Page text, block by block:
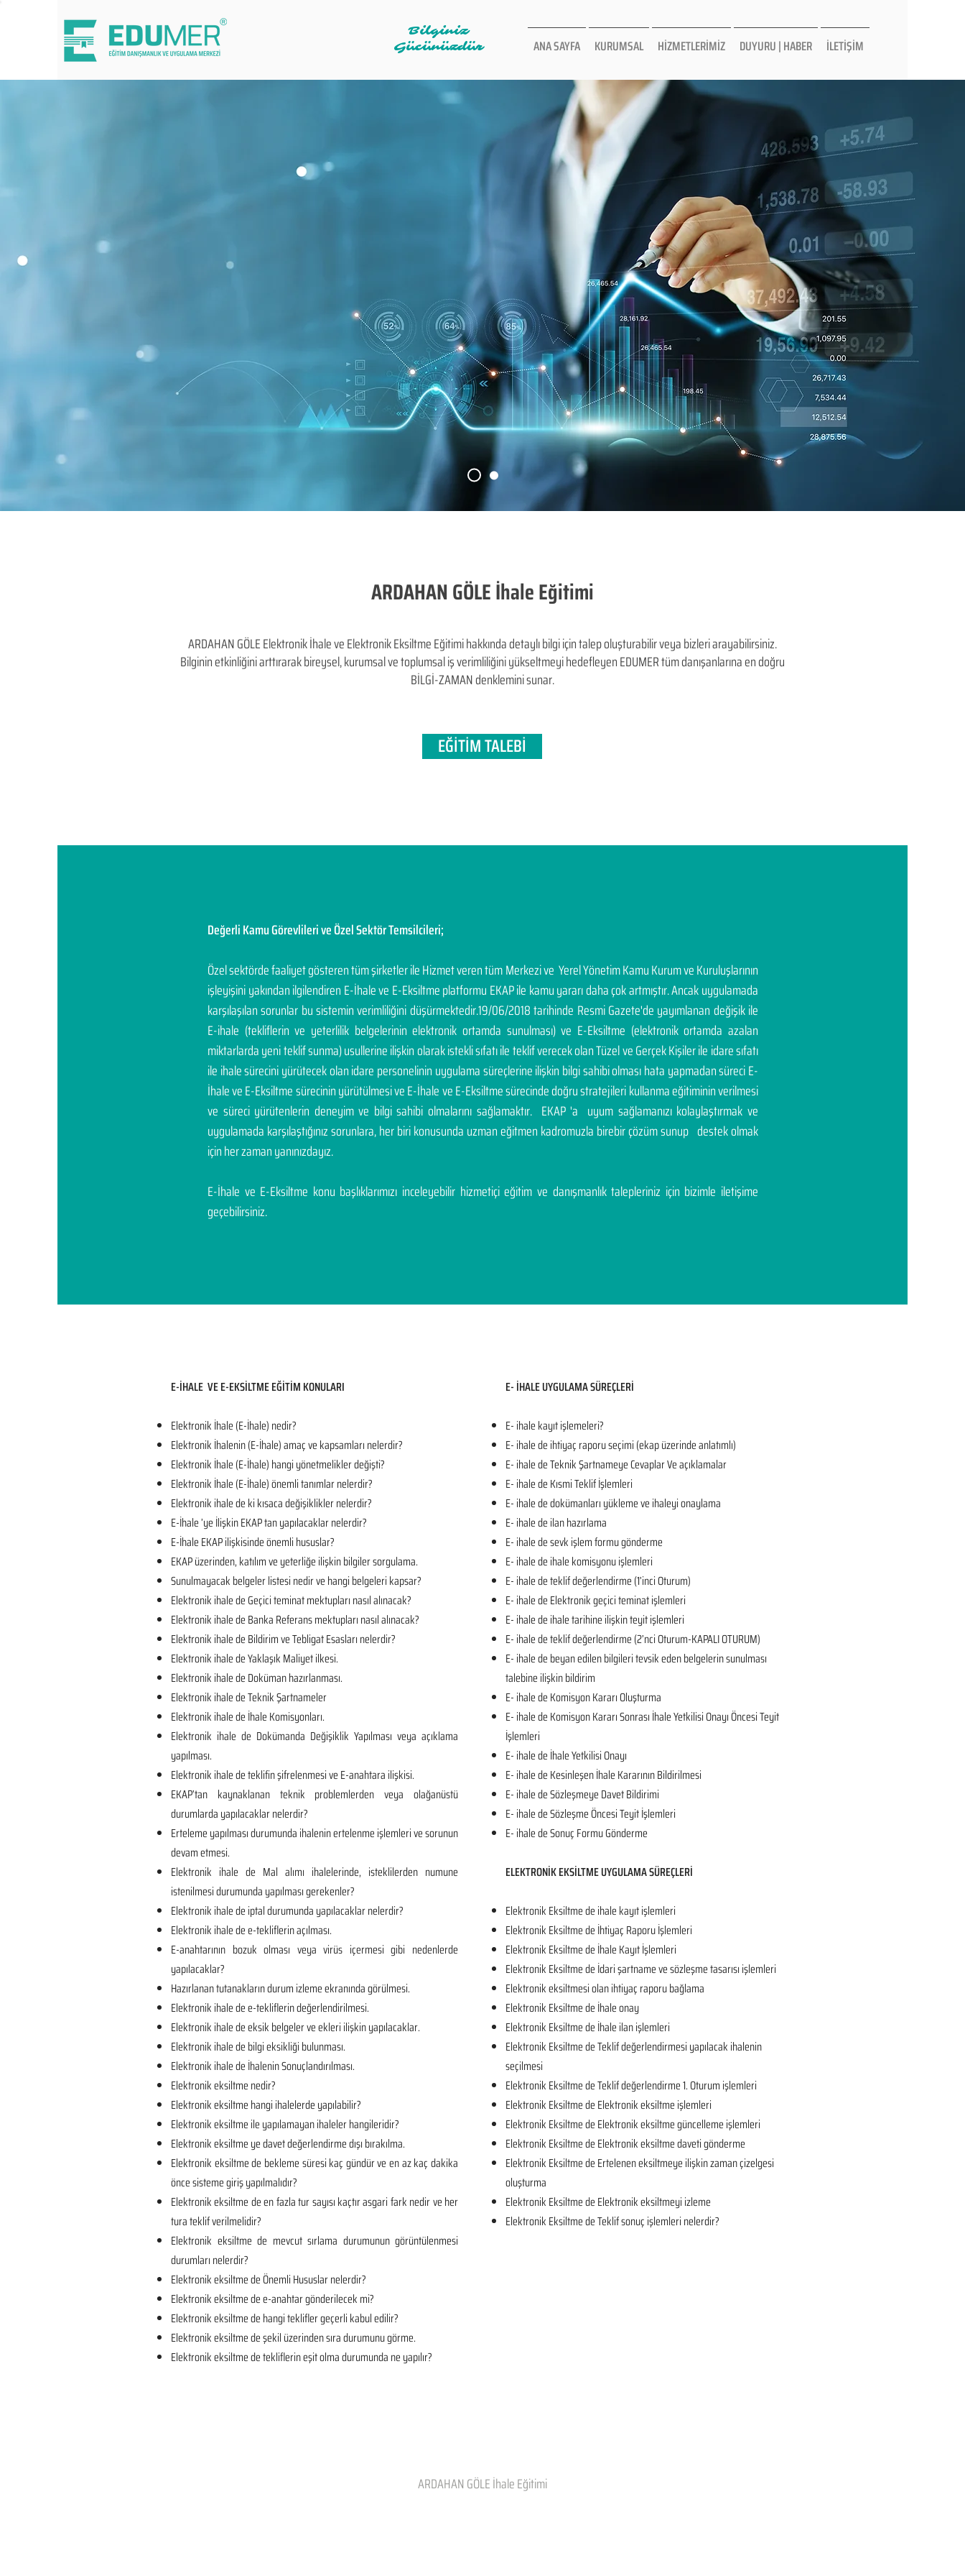
ANA SAYFA KURUMSAL HİZMETLERİMİZ DUYURU | HABER İLETİŞİM
Bilginiz
Gücünüzdür
ARDAHAN GÖLE İhale Eğitimi
ARDAHAN GÖLE Elektronik İhale ve Elektronik Eksiltme Eğitimi hakkında detaylı bilgi için talep oluşturabilir veya bizleri arayabilirsiniz.
Bilginin etkinliğini arttırarak bireysel, kurumsal ve toplumsal iş verimliliğini yükseltmeyi hedefleyen​ EDUMER tüm danışanlarına en doğru
BİLGİ-ZAMAN denklemini sunar.
EĞİTİM TALEBİ
Değerli Kamu Görevlileri ve Özel Sektör Temsilcileri;
Özel sektörde faaliyet gösteren tüm şirketler ile Hizmet veren tüm Merkezi ve Yerel Yönetim Kamu Kurum ve Kuruluşlarının
işleyişini yakından ilgilendiren E-İhale ve E-Eksiltme platformu EKAP ile kamu yararı daha çok artmıştır. Ancak uygulamada
karşılaşılan sorunlar bu sistemin verimliliğini düşürmektedir.19/06/2018 tarihinde Resmi Gazete'de yayımlanan değişik ile
E-ihale (tekliflerin ve yeterlilik belgelerinin elektronik ortamda sunulması) ve E-Eksiltme (elektronik ortamda azalan
miktarlarda yeni teklif sunma) usullerine ilişkin olarak istekli sıfatı ile teklif verecek olan Tüzel ve Gerçek Kişiler ile idare sıfatı
ile ihale sürecini yürütecek olan idare personelinin uygulama süreçlerine ilişkin bilgi sahibi olması hata yapmadan süreci E-
İhale ve E-Eksiltme sürecinin yürütülmesi ve E-İhale ve E-Eksiltme sürecinde doğru stratejileri kullanma eğitiminin verilmesi
ve süreci yürütenlerin deneyim ve bilgi sahibi olmalarını sağlamaktır. EKAP 'a uyum sağlamanızı kolaylaştırmak ve
uygulamada karşılaştığınız sorunlara, her biri konusunda uzman eğitmen kadromuzla birebir çözüm sunup destek olmak
için her zaman yanınızdayız.
E-İhale ve E-Eksiltme konu başlıklarımızı inceleyebilir hizmetiçi eğitim ve danışmanlık talepleriniz için bizimle iletişime
geçebilirsiniz.
E-İHALE VE E-EKSİLTME EĞİTİM KONULARI​
Elektronik İhale (E-İhale) nedir?
Elektronik İhalenin (E-İhale) amaç ve kapsamları nelerdir?
Elektronik İhale (E-İhale) hangi yönetmelikler değişti?
Elektronik İhale (E-İhale) önemli tanımlar nelerdir?
Elektronik ihale de ki kısaca değişiklikler nelerdir?
E-İhale ’ye İlişkin EKAP tan yapılacaklar nelerdir?
E-İhale EKAP ilişkisinde önemli hususlar?
EKAP üzerinden, katılım ve yeterliğe ilişkin bilgiler sorgulama.
Sunulmayacak belgeler listesi nedir ve hangi belgeleri kapsar?
Elektronik ihale de Geçici teminat mektupları nasıl alınacak?
Elektronik ihale de Banka Referans mektupları nasıl alınacak?
Elektronik ihale de Bildirim ve Tebligat Esasları nelerdir?
Elektronik ihale de Yaklaşık Maliyet ilkesi.
Elektronik ihale de Doküman hazırlanması.
Elektronik ihale de Teknik Şartnameler
Elektronik ihale de İhale Komisyonları.
Elektronik ihale de Dokümanda Değişiklik Yapılması veya açıklama
yapılması.
Elektronik ihale de teklifin şifrelenmesi ve E-anahtara ilişkisi.
EKAP’tan kaynaklanan teknik problemlerden veya olağanüstü
durumlarda yapılacaklar nelerdir?
Erteleme yapılması durumunda ihalenin ertelenme işlemleri ve sorunun
devam etmesi.
Elektronik ihale de Mal alımı ihalelerinde, isteklilerden numune
istenilmesi durumunda yapılması gerekenler?
Elektronik ihale de iptal durumunda yapılacaklar nelerdir?
Elektronik ihale de e-tekliflerin açılması.
E-anahtarının bozuk olması veya virüs içermesi gibi nedenlerde
yapılacaklar?
Hazırlanan tutanakların durum izleme ekranında görülmesi.
Elektronik ihale de e-tekliflerin değerlendirilmesi.
Elektronik ihale de eksik belgeler ve ekleri ilişkin yapılacaklar.
Elektronik ihale de bilgi eksikliği bulunması.
Elektronik ihale de İhalenin Sonuçlandırılması.
Elektronik eksiltme nedir?
Elektronik eksiltme hangi ihalelerde yapılabilir?
Elektronik eksiltme ile yapılamayan ihaleler hangileridir?
Elektronik eksiltme ye davet değerlendirme dışı bırakılma.
Elektronik eksiltme de bekleme süresi kaç gündür ve en az kaç dakika
önce sisteme giriş yapılmalıdır?
Elektronik eksiltme de en fazla tur sayısı kaçtır asgari fark nedir ve her
tura teklif verilmelidir?
Elektronik eksiltme de mevcut sırlama durumunun görüntülenmesi
durumları nelerdir?
Elektronik eksiltme de Önemli Hususlar nelerdir?
Elektronik eksiltme de e-anahtar gönderilecek mi?
Elektronik eksiltme de hangi teklifler geçerli kabul edilir?
Elektronik eksiltme de şekil üzerinden sıra durumunu görme.
Elektronik eksiltme de tekliflerin eşit olma durumunda ne yapılır?
E- İHALE UYGULAMA SÜREÇLERİ
E- ihale kayıt işlemeleri?
E- ihale de ihtiyaç raporu seçimi (ekap üzerinde anlatımlı)
E- ihale de Teknik Şartnameye Cevaplar Ve açıklamalar
E- ihale de Kısmi Teklif İşlemleri
E- ihale de dokümanları yükleme ve ihaleyi onaylama
E- ihale de ilan hazırlama
E- ihale de sevk işlem formu gönderme
E- ihale de ihale komisyonu işlemleri
E- ihale de teklif değerlendirme (1’inci Oturum)
E- ihale de Elektronik geçici teminat işlemleri
E- ihale de ihale tarihine ilişkin teyit işlemleri
E- ihale de teklif değerlendirme (2’nci Oturum-KAPALI OTURUM)
E- ihale de beyan edilen bilgileri tevsik eden belgelerin sunulması
talebine ilişkin bildirim
E- ihale de Komisyon Kararı Oluşturma
E- ihale de Komisyon Kararı Sonrası İhale Yetkilisi Onayı Öncesi Teyit
İşlemleri
E- ihale de İhale Yetkilisi Onayı
E- ihale de Kesinleşen İhale Kararının Bildirilmesi
E- ihale de Sözleşmeye Davet Bildirimi
E- ihale de Sözleşme Öncesi Teyit İşlemleri
E- ihale de Sonuç Formu Gönderme
ELEKTRONİK EKSİLTME UYGULAMA SÜREÇLERİ
Elektronik Eksiltme de ihale kayıt işlemleri
Elektronik Eksiltme de İhtiyaç Raporu İşlemleri
Elektronik Eksiltme de İhale Kayıt İşlemleri
Elektronik Eksiltme de İdari şartname ve sözleşme tasarısı işlemleri
Elektronik eksiltmesi olan ihtiyaç raporu bağlama
Elektronik Eksiltme de İhale onay
Elektronik Eksiltme de İhale ilan işlemleri
Elektronik Eksiltme de Teklif değerlendirmesi yapılacak ihalenin
seçilmesi
Elektronik Eksiltme de Teklif değerlendirme 1. Oturum işlemleri
Elektronik Eksiltme de Elektronik eksiltme işlemleri
Elektronik Eksiltme de Elektronik eksiltme güncelleme işlemleri
Elektronik Eksiltme de Elektronik eksiltme daveti gönderme
Elektronik Eksiltme de Ertelenen eksiltmeye ilişkin zaman çizelgesi
oluşturma
Elektronik Eksiltme de Elektronik eksiltmeyi izleme
Elektronik Eksiltme de Teklif sonuç işlemleri nelerdir?
ARDAHAN GÖLE İhale Eğitimi